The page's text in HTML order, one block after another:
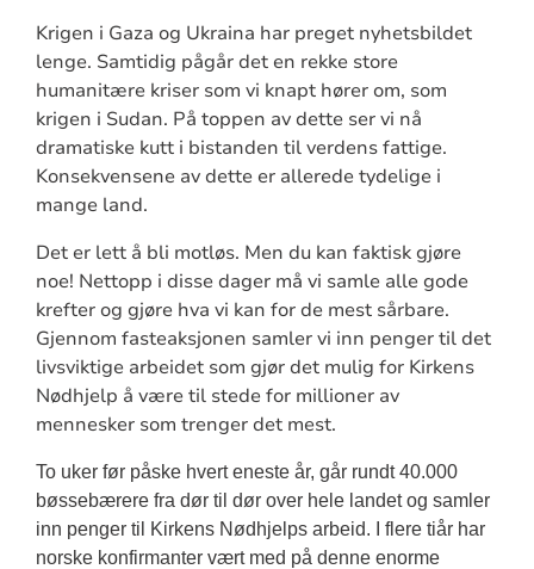
Krigen i Gaza og Ukraina har preget nyhetsbildet
lenge. Samtidig pågår det en rekke store
humanitære kriser som vi knapt hører om, som
krigen i Sudan. På toppen av dette ser vi nå
dramatiske kutt i bistanden til verdens fattige.
Konsekvensene av dette er allerede tydelige i
mange land.
Det er lett å bli motløs. Men du kan faktisk gjøre
noe! Nettopp i disse dager må vi samle alle gode
krefter og gjøre hva vi kan for de mest sårbare.
Gjennom fasteaksjonen samler vi inn penger til det
livsviktige arbeidet som gjør det mulig for Kirkens
Nødhjelp å være til stede for millioner av
mennesker som trenger det mest.
To uker før påske hvert eneste år, går rundt 40.000
bøssebærere fra dør til dør over hele landet og samler
inn penger til Kirkens Nødhjelps arbeid. I flere tiår har
norske konfirmanter vært med på denne enorme